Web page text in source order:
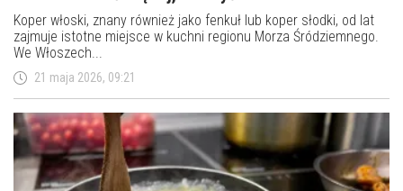
Koper włoski, znany również jako fenkuł lub koper słodki, od lat
zajmuje istotne miejsce w kuchni regionu Morza Śródziemnego.
We Włoszech...
21 maja 2026, 09:21